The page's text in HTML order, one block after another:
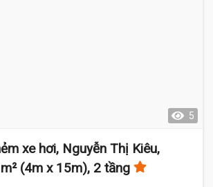
5
xe hơi, Nguyễn Thị Kiêu,
(4m x 15m), 2 tầng